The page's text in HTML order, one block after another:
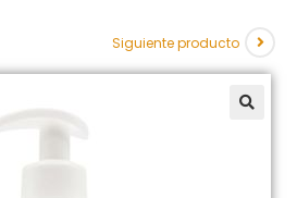
Siguiente producto